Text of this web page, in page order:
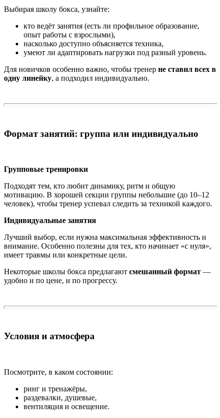
Выбирая школу бокса, узнайте:
кто ведёт занятия (есть ли профильное образование,
опыт работы с взрослыми),
насколько доступно объясняется техника,
умеют ли адаптировать нагрузки под разный уровень.
Для новичков особенно важно, чтобы тренер не ставил всех в
одну линейку, а подходил индивидуально.
Формат занятий: группа или индивидуально
Групповые тренировки
Подходят тем, кто любит динамику, ритм и общую
мотивацию. В хорошей секции группы небольшие (до 10–12
человек), чтобы тренер успевал следить за техникой каждого.
Индивидуальные занятия
Лучший выбор, если нужна максимальная эффективность и
внимание. Особенно полезны для тех, кто начинает «с нуля»,
имеет травмы или конкретные цели.
Некоторые школы бокса предлагают смешанный формат —
удобно и по цене, и по прогрессу.
Условия и атмосфера
Посмотрите, в каком состоянии:
ринг и тренажёры,
раздевалки, душевые,
вентиляция и освещение.